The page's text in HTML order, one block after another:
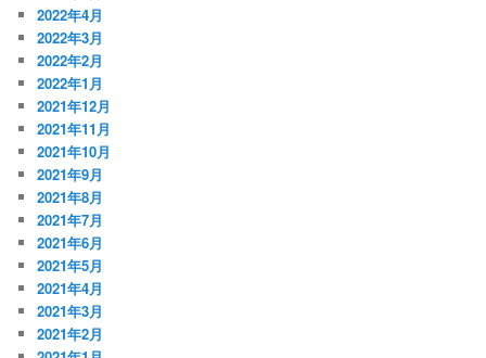
2022年4月
2022年3月
2022年2月
2022年1月
2021年12月
2021年11月
2021年10月
2021年9月
2021年8月
2021年7月
2021年6月
2021年5月
2021年4月
2021年3月
2021年2月